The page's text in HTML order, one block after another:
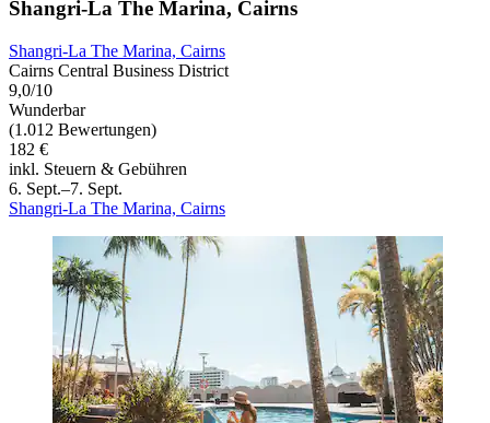
Shangri-La The Marina, Cairns
Shangri-La The Marina, Cairns
Cairns Central Business District
9,0/10
Wunderbar
(1.012 Bewertungen)
182 €
inkl. Steuern & Gebühren
6. Sept.–7. Sept.
Shangri-La The Marina, Cairns